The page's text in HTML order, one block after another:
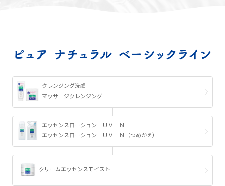
クレンジング洗顔
マッサージクレンジング
エッセンスローション ＵＶ Ｎ
エッセンスローション ＵＶ Ｎ（つめかえ）
クリームエッセンスモイスト